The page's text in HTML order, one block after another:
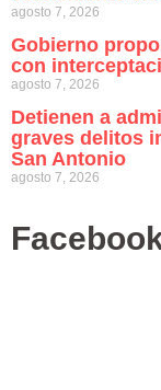
agosto 7, 2026
Gobierno
con
agosto 7, 2026
Detienen a
graves delitos
San Antonio
agosto 7, 2026